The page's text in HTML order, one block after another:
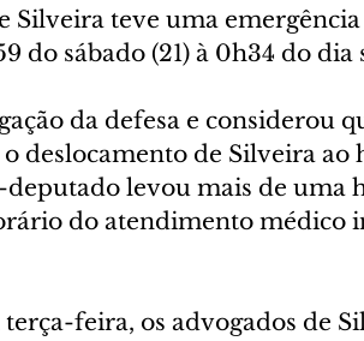
Silveira teve uma
do sábado (21) à 0h34 do dia
da defesa e considerou
deslocamento de Silveira ao
levou mais de uma
do atendimento médico
feira, os advogados de